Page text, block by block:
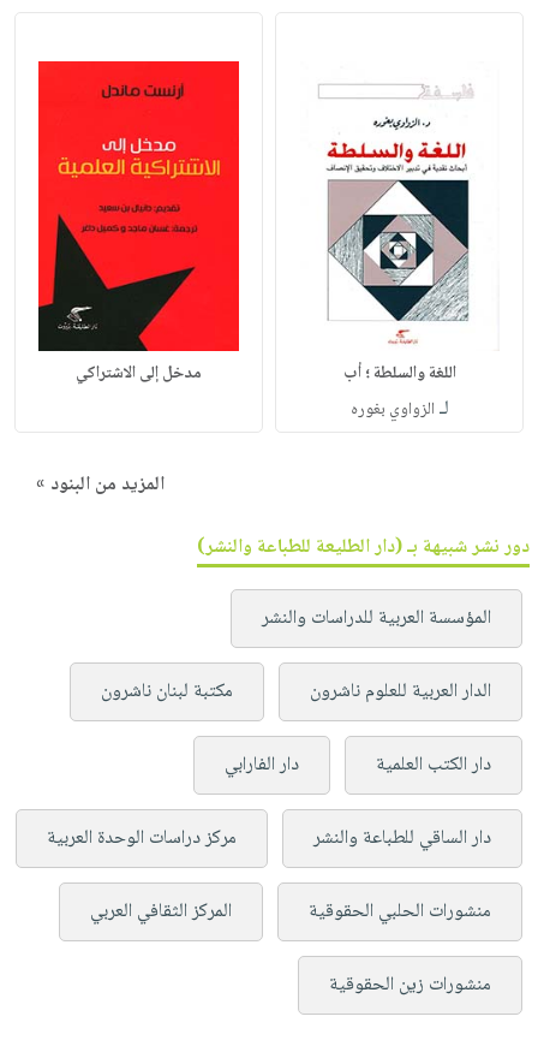
اللغة والسلطة ؛ أب
لـ الزواوي بغوره
مدخل إلى الاشتراكي
المزيد من البنود »
دور نشر شبيهة بـ (دار الطليعة للطباعة والنشر)
المؤسسة العربية للدراسات والنشر
الدار العربية للعلوم ناشرون مكتبة لبنان ناشرون
دار الكتب العلمية دار الفارابي
دار الساقي للطباعة والنشر مركز دراسات الوحدة العربية
منشورات الحلبي الحقوقية المركز الثقافي العربي
منشورات زين الحقوقية